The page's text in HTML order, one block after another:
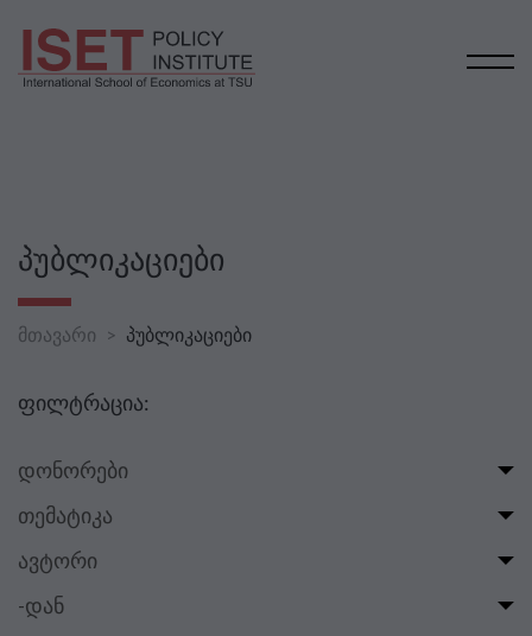
ᲞᲣᲑᲚᲘᲙᲐᲪᲘᲔᲑᲘ
მთავარი პუბლიკაციები
ფილტრაცია:
დონორები
თემატიკა
ავტორი
-დან